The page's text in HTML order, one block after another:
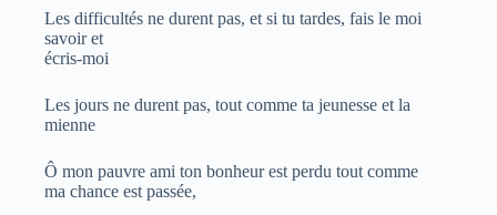
Les difficultés ne durent pas, et si tu tardes, fais le moi
savoir et
écris-moi
Les jours ne durent pas, tout comme ta jeunesse et la
mienne
Ô mon pauvre ami ton bonheur est perdu tout comme
ma chance est passée,